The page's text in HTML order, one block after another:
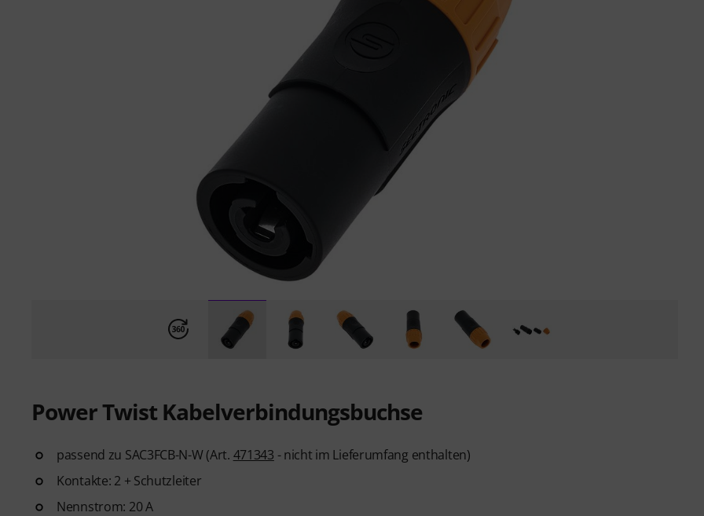
Power Twist Kabelverbindungsbuchse
passend zu SAC3FCB-N-W (Art. 471343 - nicht im Lieferumfang enthalten)
Kontakte: 2 + Schutzleiter
Nennstrom: 20 A